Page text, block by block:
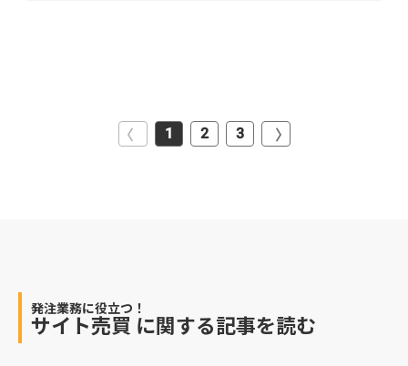
1 2 3
発注業務に役立つ！
サイト売買 に関する記事を読む